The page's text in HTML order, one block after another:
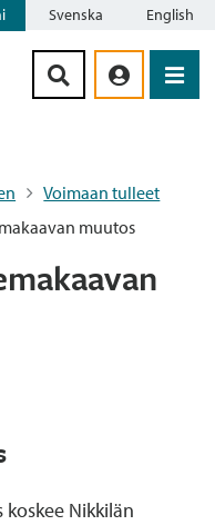
Svenska English
Voimaan tulleet
muutos
Nikkilän